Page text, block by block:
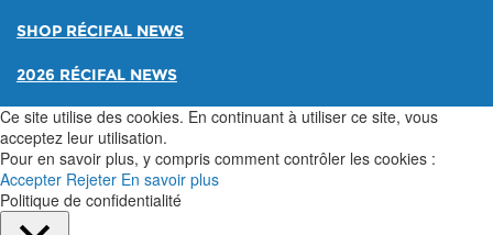
SHOP RÉCIFAL NEWS
2026 RÉCIFAL NEWS
Ce site utilise des cookies. En continuant à utiliser ce site, vous
acceptez leur utilisation.
Pour en savoir plus, y compris comment contrôler les cookies :
Accepter Rejeter En savoir plus
Politique de confidentialité